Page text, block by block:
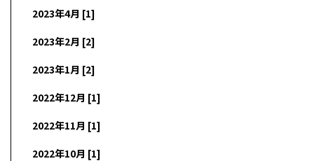
2023年4月 [1]
2023年2月 [2]
2023年1月 [2]
2022年12月 [1]
2022年11月 [1]
2022年10月 [1]